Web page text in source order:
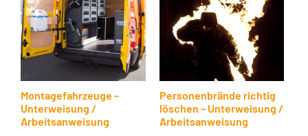
Montagefahrzeuge –
Unterweisung /
Arbeitsanweisung
Personenbrände richtig
löschen – Unterweisung /
Arbeitsanweisung